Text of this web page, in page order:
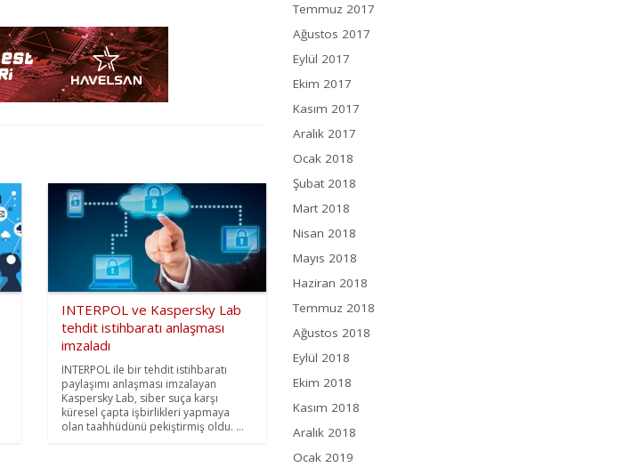
INTERPOL ve Kaspersky Lab
tehdit istihbaratı anlaşması
imzaladı
INTERPOL ile bir tehdit istihbaratı
paylaşımı anlaşması imzalayan
Kaspersky Lab, siber suça karşı
küresel çapta işbirlikleri yapmaya
olan taahhüdünü pekiştirmiş oldu. ...
Temmuz 2017
Ağustos 2017
Eylül 2017
Ekim 2017
Kasım 2017
Aralık 2017
Ocak 2018
Şubat 2018
Mart 2018
Nisan 2018
Mayıs 2018
Haziran 2018
Temmuz 2018
Ağustos 2018
Eylül 2018
Ekim 2018
Kasım 2018
Aralık 2018
Ocak 2019